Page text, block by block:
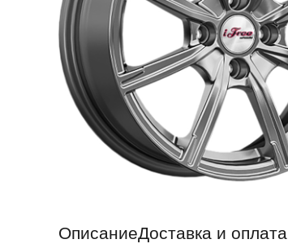
ОписаниеДоставка и оплата